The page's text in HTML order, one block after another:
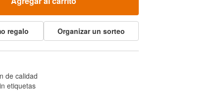
regalo Organizar un sorteo
de calidad
etiquetas